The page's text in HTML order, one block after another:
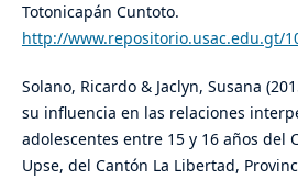
Totonicapán Cuntoto.
http://www.repositorio.usac.edu.gt/
Solano, Ricardo & Jaclyn, Susana
su influencia en las relaciones
adolescentes entre 15 y 16 años del
Upse, del Cantón La Libertad,